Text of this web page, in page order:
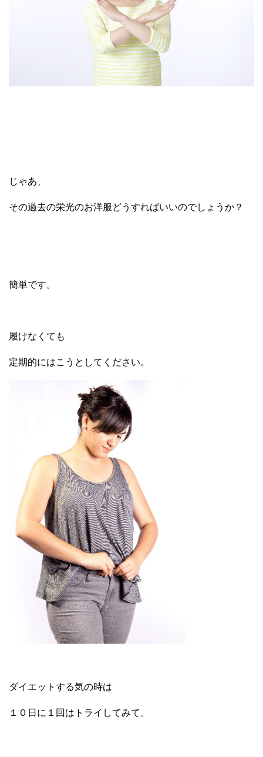
じゃあ、
その過去の栄光のお洋服どうすればいいのでしょうか？
簡単です。
履けなくても
定期的にはこうとしてください。
ダイエットする気の時は
１０日に１回はトライしてみて。